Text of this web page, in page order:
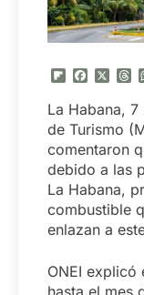
Flipboard
La Habana,
de Turismo
comentaron
debido a las
La Habana,
combustible
enlazan a
ONEI explicó